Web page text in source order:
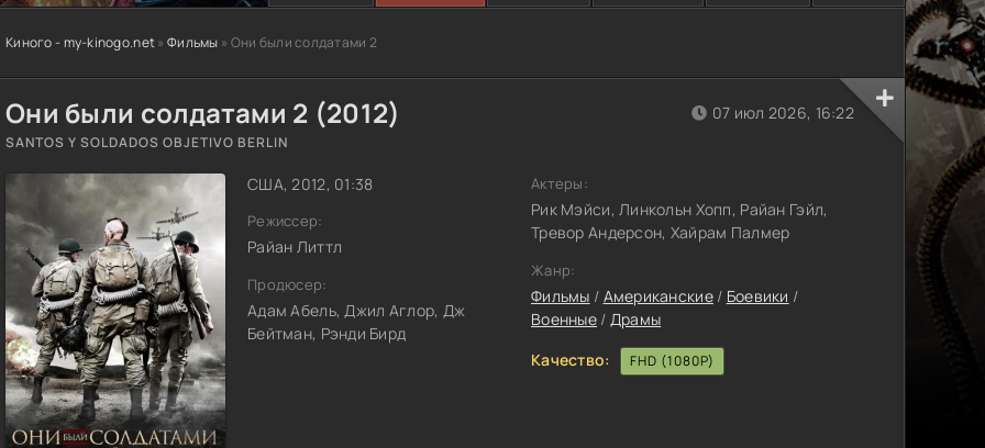
Киного - my-kinogo.net»Фильмы » Они были солдатами 2
Они были солдатами 2 (2012)
SANTOS Y SOLDADOS OBJETIVO BERLIN
США, 2012, 01:38
Режиссер:
Райан Литтл
Продюсер:
Адам Абель, Джил Аглор, Дж
Бейтман, Рэнди Бирд
07 июл 2026, 16:22
Актеры:
Рик Мэйси, Линкольн Хопп, Райан Гэйл,
Тревор Андерсон, Хайрам Палмер
Жанр:
Фильмы / Американские/ Боевики /
Военные/ Драмы
Качество:
FHD (1080P)